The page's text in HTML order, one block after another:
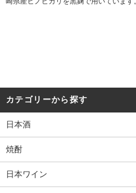
カテゴリーから探す
日本酒
焼酎
日本ワイン